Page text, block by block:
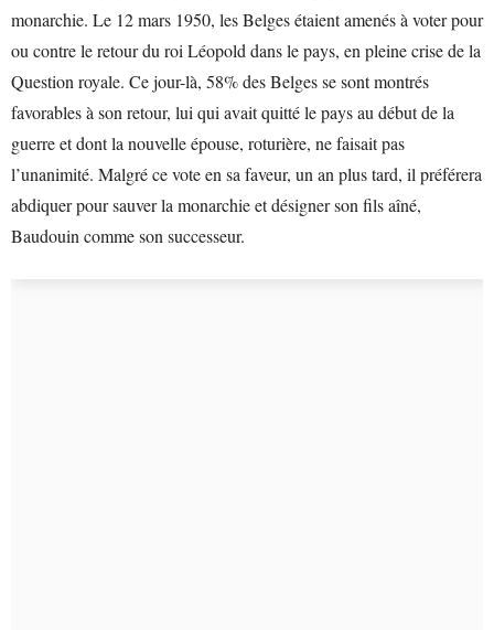
monarchie. Le 12 mars 1950, les Belges étaient amenés à voter pour
ou contre le retour du roi Léopold dans le pays, en pleine crise de la
Question royale. Ce jour-là, 58% des Belges se sont montrés
favorables à son retour, lui qui avait quitté le pays au début de la
guerre et dont la nouvelle épouse, roturière, ne faisait pas
l’unanimité. Malgré ce vote en sa faveur, un an plus tard, il préférera
abdiquer pour sauver la monarchie et désigner son fils aîné,
Baudouin comme son successeur.